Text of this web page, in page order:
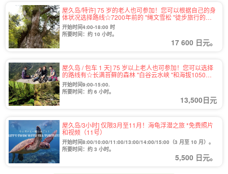
屋久岛/特许] 75 岁的老人也可参加！您可以根据自己的身
体状况选择路线☆7200年前的 "绳文雪松 "徒步旅行的估
计年龄（第38号）
开始时间4:00-18:00 时
所要时间：约 10 小时。
17 600 日元。
屋久岛 / 包车 1 天] 75 岁以上老人也可参加！您可以选择
的路线有☆长满苔藓的森林 "白谷云水峡 "和海拔1050米
的壮观景色 "太阁岩 "徒步旅行路线（40号）。
开始时间9:00-15:00.
所要时间：约 6 小时。
13,500日元
屋久岛/3小时] 仅限3月至11月！海龟浮潜之旅 *免费照片
和视频（11号）
开始时间8:00/10:00/11:00/13:00/14:00/15:00（3 月至 10 月）。
所要时间：约 3 小时。
5,500 日元。